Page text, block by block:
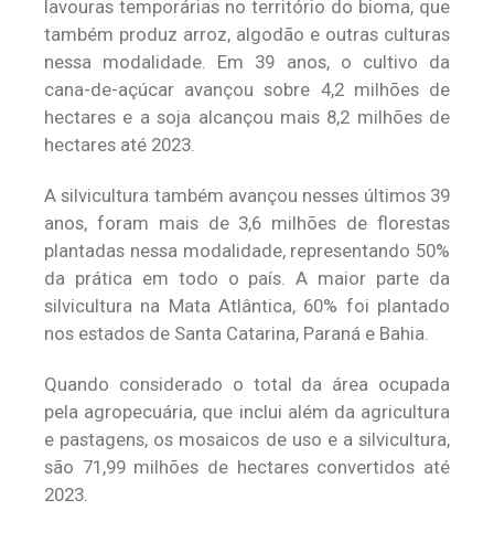
lavouras temporárias no território do bioma, que
também produz arroz, algodão e outras culturas
nessa modalidade. Em 39 anos, o cultivo da
cana-de-açúcar avançou sobre 4,2 milhões de
hectares e a soja alcançou mais 8,2 milhões de
hectares até 2023.
A silvicultura também avançou nesses últimos 39
anos, foram mais de 3,6 milhões de florestas
plantadas nessa modalidade, representando 50%
da prática em todo o país. A maior parte da
silvicultura na Mata Atlântica, 60% foi plantado
nos estados de Santa Catarina, Paraná e Bahia.
Quando considerado o total da área ocupada
pela agropecuária, que inclui além da agricultura
e pastagens, os mosaicos de uso e a silvicultura,
são 71,99 milhões de hectares convertidos até
2023.